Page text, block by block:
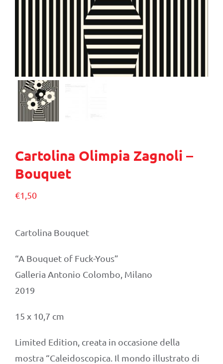
Cartolina Olimpia Zagnoli –
Bouquet
€1,50
Cartolina Bouquet
“A Bouquet of Fuck-Yous”
Galleria Antonio Colombo, Milano
2019
15 x 10,7 cm
Limited Edition, creata in occasione della
mostra “Caleidoscopica. Il mondo illustrato di